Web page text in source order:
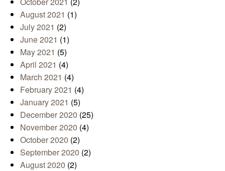
August 2021 (1)
July 2021 (2)
June 2021 (1)
May 2021 (5)
April 2021 (4)
March 2021 (4)
February 2021 (4)
January 2021 (5)
December 2020 (25)
November 2020 (4)
October 2020 (2)
September 2020 (2)
August 2020 (2)